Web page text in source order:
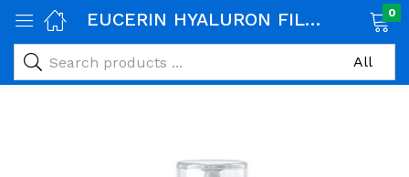
EUCERIN HYALURON FILLER VITAMINE C BOOSTER 8ML 0